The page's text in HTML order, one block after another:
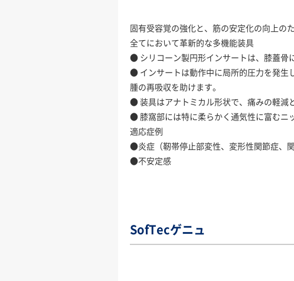
固有受容覚の強化と、筋の安定化の向上の
全てにおいて革新的な多機能装具
● シリコーン製円形インサートは、膝蓋骨
● インサートは動作中に局所的圧力を発生
腫の再吸収を助けます。
● 装具はアナトミカル形状で、痛みの軽減
● 膝窩部には特に柔らかく通気性に富むニ
適応症例
●炎症（靭帯停止部変性、変形性関節症、
●不安定感
SofTecゲニュ